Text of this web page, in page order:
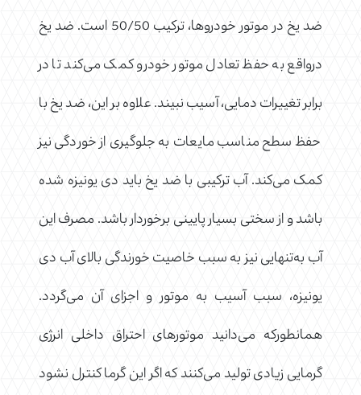
ضد یخ در موتور خودروها، ترکیب 50/50 است. ضد یخ
درواقع به حفظ تعادل موتور خودرو کمک می‌کند تا در
برابر تغییرات دمایی، آسیب نبیند. علاوه بر این، ضد یخ با
حفظ سطح مناسب مایعات به جلوگیری از خوردگی نیز
کمک می‌کند. آب ترکیبی با ضد یخ باید دی یونیزه شده
باشد و از سختی بسیار پایینی برخوردار باشد. مصرف این
آب به‌تنهایی نیز به سبب خاصیت خورندگی بالای آب دی‌
یونیزه، سبب آسیب به موتور و اجزای آن می‌گردد.
همانطورکه می‌دانید موتورهای احتراق داخلی انرژی
گرمایی زیادی تولید می‌کنند که اگر این گرما کنترل نشود